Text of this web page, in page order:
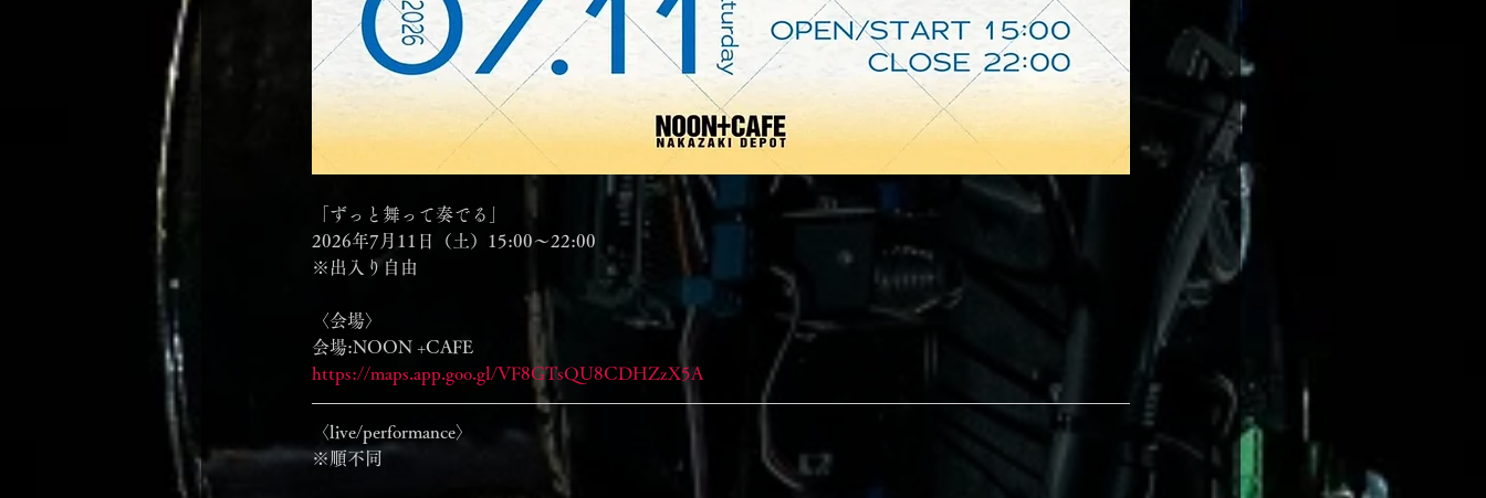
「ずっと舞って奏でる」
2026年7月11日（土）15:00〜22:00
※出入り自由
〈会場〉
会場:NOON +CAFE
https://maps.app.goo.gl/VF8GTsQU8CDHZzX5A
〈live/performance〉
※順不同